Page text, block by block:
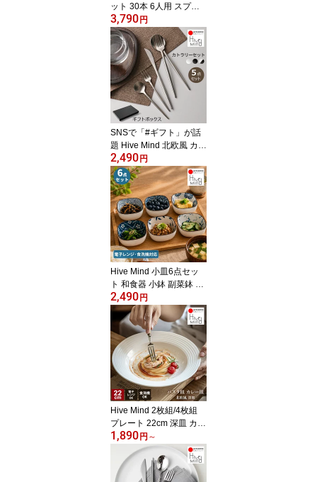
ット 30本 6人用 スプー
ン フォーク ナイフ デザ
ートフォーク デザートス
プーン ステンレス カト
ラリーセット レストラン
用 家庭用 プレゼント 洋
食器 ギフト お祝い
3,790円
SNSで「#ギフト」が話
題 Hive Mind 北欧風 カト
ラリーセット 5本 ギフト
ボックス入り おしゃれな
ギフトに最適 18-8ステン
レス製 結婚祝い 引越し
祝い 開店祝い プレゼン
ト用にもおすすめ 食洗機
対応
2,490円
Hive Mind 小皿6点セッ
ト 和食器 小鉢 副菜鉢 ソ
ース入れ 醤油皿 漬物皿
ボウル 和柄 うつわ 和食
器 カフェ風 かわいい 陶
器 おしゃれ プレゼント
結婚祝い 母の日 父の日
食洗機対応 電子レンジ対
応
2,490円
Hive Mind 2枚組/4枚組
プレート 22cm 深皿 カレ
ー皿 パスタ皿 シチュー
皿 カトラリー おしゃれ
北欧 洋食器 ディナープ
レート陶器 食洗機対応
1,890円 ～